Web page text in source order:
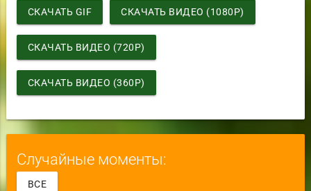
СКАЧАТЬ GIF СКАЧАТЬ ВИДЕО (1080P)
СКАЧАТЬ ВИДЕО (720P)
СКАЧАТЬ ВИДЕО (360P)
Случайные моменты:
ВСЕ